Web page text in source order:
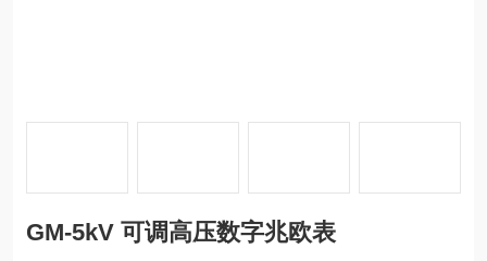
GM-5kV 可调高压数字兆欧表